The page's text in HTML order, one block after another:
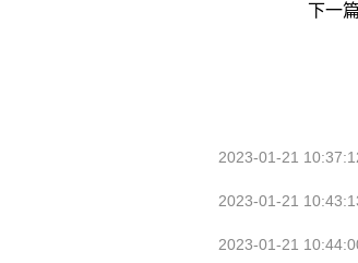
下一
2023-01-21
2023-01-21
2023-01-21